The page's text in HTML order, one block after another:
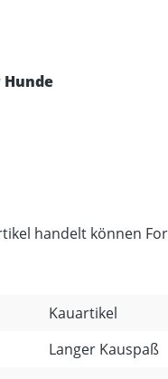
handelt können
Kauartikel
Langer Kauspaß